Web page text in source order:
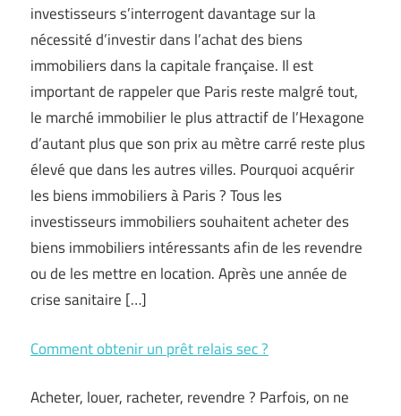
investisseurs s’interrogent davantage sur la
nécessité d’investir dans l’achat des biens
immobiliers dans la capitale française. Il est
important de rappeler que Paris reste malgré tout,
le marché immobilier le plus attractif de l’Hexagone
d’autant plus que son prix au mètre carré reste plus
élevé que dans les autres villes. Pourquoi acquérir
les biens immobiliers à Paris ? Tous les
investisseurs immobiliers souhaitent acheter des
biens immobiliers intéressants afin de les revendre
ou de les mettre en location. Après une année de
crise sanitaire […]
Comment obtenir un prêt relais sec ?
Acheter, louer, racheter, revendre ? Parfois, on ne